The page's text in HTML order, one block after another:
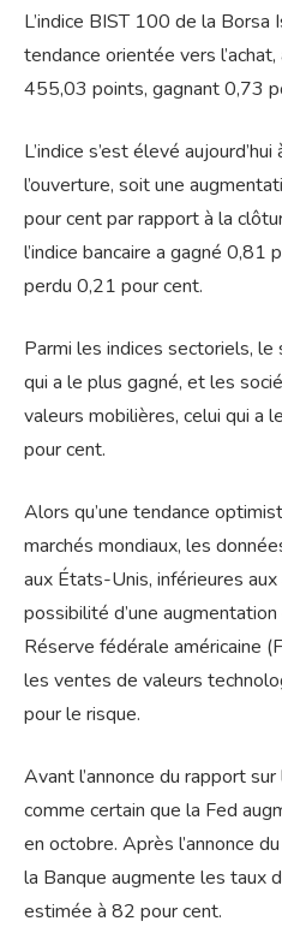
L’indice BIST 100 de la Borsa
tendance orientée vers
455,03 points, gagnant 0,73
L’indice s’est élevé
l’ouverture, soit une
pour cent par rapport à la
l’indice bancaire a gagné 0,81
perdu 0,21 pour cent.
Parmi les indices sectoriels,
qui a le plus gagné, et les
valeurs mobilières, celui qui a
pour cent.
Alors qu’une tendance
marchés mondiaux, les
aux États-Unis, inférieures
possibilité d’une
Réserve fédérale américaine
les ventes de valeurs
pour le risque.
Avant l’annonce du rapport
comme certain que la Fed
en octobre. Après l’annonce
la Banque augmente les taux
estimée à 82 pour cent.